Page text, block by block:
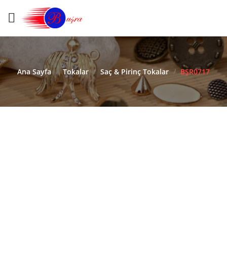
Ana Sayfa / Tokalar / Saç & Pirinç Tokalar / BŞR0717